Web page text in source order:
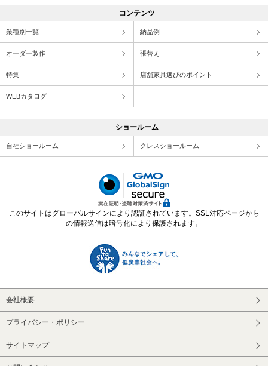
コンテンツ
業種別一覧 納品例
オーダー製作 張替え
特集 店舗家具選びのポイント
WEBカタログ
ショールーム
自社ショールーム クレスショールーム
このサイトはグローバルサインにより認証されています。SSL対応ページから
の情報送信は暗号化により保護されます。
会社概要
プライバシー・ポリシー
サイトマップ